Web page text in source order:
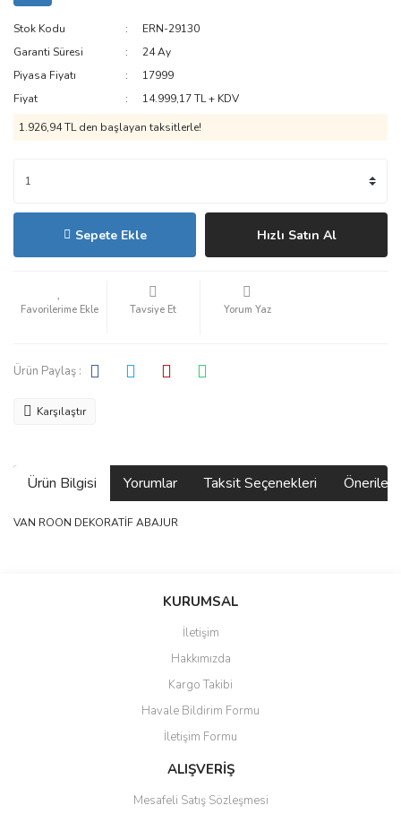
Stok Kodu
ERN-29130
Garanti Süresi
24 Ay
Piyasa Fiyatı
17999
Fiyat
14.999,17 TL + KDV
1.926,94 TL den başlayan taksitlerle!
Sepete Ekle Hızlı Satın Al
Tavsiye Et Yorum Yaz
Ürün Paylaş :
Karşılaştır
Ürün Bilgisi Yorumlar Taksit Seçenekleri
VAN ROON DEKORATİF ABAJUR
Bu ürüne ilk yorumu siz yapın!
Ürün resmi kalitesiz, bozuk veya görüntülenemiyor.
Ürün açıklamasında eksik bilgiler bulunuyor.
Ürün bilgilerinde hatalar bulunuyor.
Ürün fiyatı diğer sitelerden daha pahalı.
Bu ürüne benzer farklı alternatifler olmalı.
KURUMSAL
İletişim
Hakkımızda
Kargo Takibi
Havale Bildirim Formu
İletişim Formu
ALIŞVERİŞ
Mesafeli Satış Sözleşmesi